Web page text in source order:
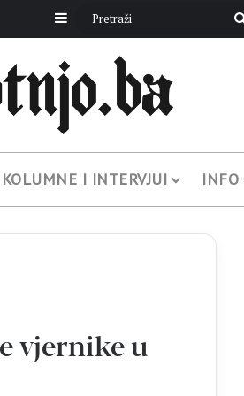
Sidebar
KOLUMNE I INTERVJUI INFO
vjernike u